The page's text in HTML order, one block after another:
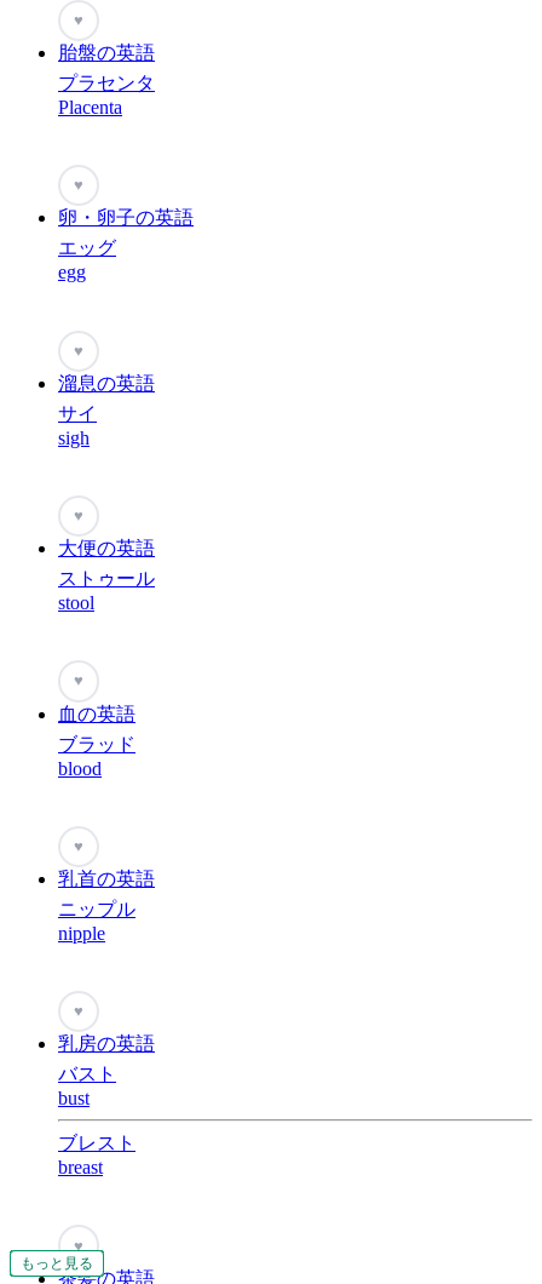
もっと見る
もっと見る
もっと見る
もっと見る
もっと見る
もっと見る
もっと見る
もっと見る
もっと見る
もっと見る
もっと見る
もっと見る
もっと見る
もっと見る
もっと見る
♥
胎盤の英語
プラセンタ
Placenta
♥
卵・卵子の英語
エッグ
egg
♥
溜息の英語
サイ
sigh
♥
大便の英語
ストゥール
stool
♥
血の英語
ブラッド
blood
♥
乳首の英語
ニップル
nipple
♥
乳房の英語
バスト
bust
ブレスト
breast
♥
茶髪の英語
もっと見る
もっと見る
もっと見る
もっと見る
もっと見る
もっと見る
もっと見る
もっと見る
もっと見る
もっと見る
もっと見る